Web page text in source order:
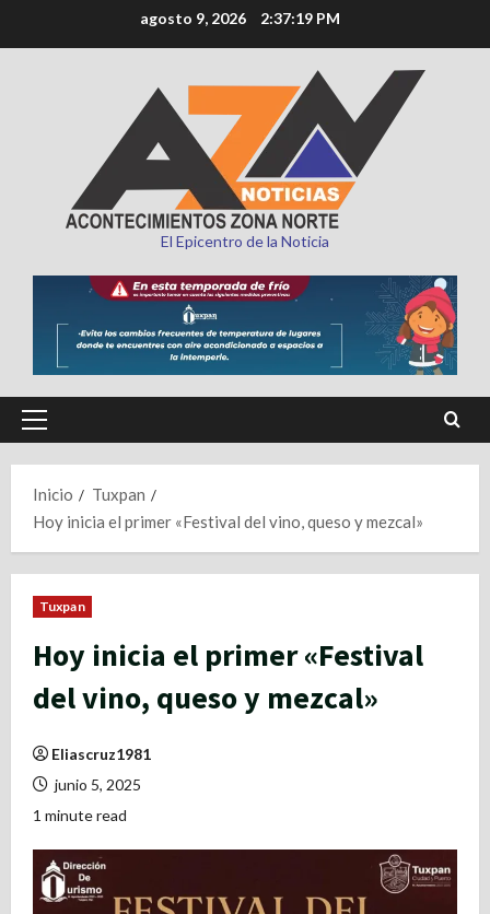
al
agosto 9, 2026 2:37:21 PM
El Epicentro de la Noticia
Menú
Inicio
Tuxpan
Hoy inicia el primer «Festival del vino, queso y mezcal»
Tuxpan
Hoy inicia el primer «Festival
del vino, queso y mezcal»
Eliascruz1981
junio 5, 2025
1 minute read